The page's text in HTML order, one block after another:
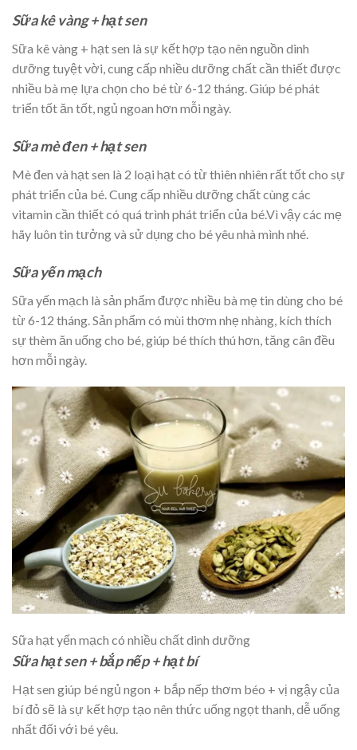
Sữa kê vàng + hạt sen
Sữa kê vàng + hạt sen là sự kết hợp tạo nên nguồn dinh
dưỡng tuyệt vời, cung cấp nhiều dưỡng chất cần thiết được
nhiều bà mẹ lựa chọn cho bé từ 6-12 tháng. Giúp bé phát
triển tốt ăn tốt, ngủ ngoan hơn mỗi ngày.
Sữa mè đen + hạt sen
Mè đen và hạt sen là 2 loại hạt có từ thiên nhiên rất tốt cho sự
phát triển của bé. Cung cấp nhiều dưỡng chất cùng các
vitamin cần thiết có quá trình phát triển của bé.Vì vậy các mẹ
hãy luôn tin tưởng và sử dụng cho bé yêu nhà mình nhé.
Sữa yến mạch
Sữa yến mạch là sản phẩm được nhiều bà mẹ tin dùng cho bé
từ 6-12 tháng. Sản phẩm có mùi thơm nhẹ nhàng, kích thích
sự thèm ăn uống cho bé, giúp bé thích thú hơn, tăng cân đều
hơn mỗi ngày.
Sữa hạt yến mạch có nhiều chất dinh dưỡng
Sữa hạt sen + bắp nếp + hạt bí
Hạt sen giúp bé ngủ ngon + bắp nếp thơm béo + vị ngậy của
bí đỏ sẽ là sự kết hợp tạo nên thức uống ngọt thanh, dễ uống
nhất đối với bé yêu.